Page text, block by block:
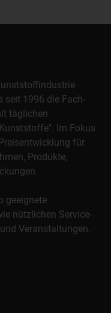
seit 1996 die Fach-
täglichen
Im Fokus
für
Produkte,
geeignete
nützlichen Service-
Veranstaltungen.